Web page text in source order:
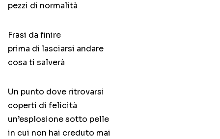
pezzi di normalità
Frasi da finire
prima di lasciarsi andare
cosa ti salverà
Un punto dove ritrovarsi
coperti di felicità
un’esplosione sotto pelle
in cui non hai creduto mai